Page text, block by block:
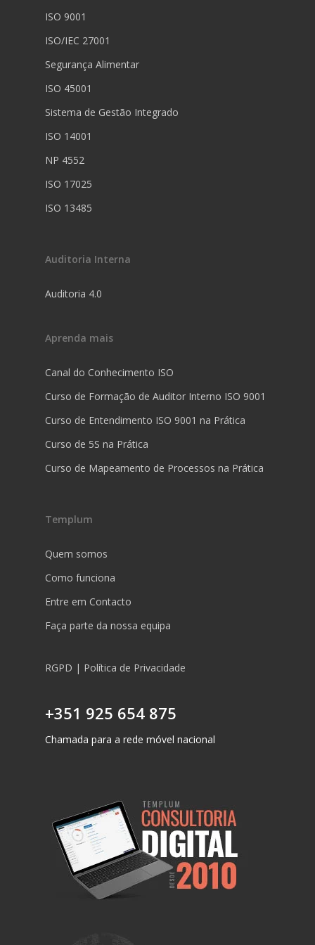
ISO 9001
ISO/IEC 27001
Segurança Alimentar
ISO 45001
Sistema de Gestão Integrado
ISO 14001
NP 4552
ISO 17025
ISO 13485
Auditoria Interna
Auditoria 4.0
Aprenda mais
Canal do Conhecimento ISO
Curso de Formação de Auditor Interno ISO 9001
Curso de Entendimento ISO 9001 na Prática
Curso de 5S na Prática
Curso de Mapeamento de Processos na Prática
Templum
Quem somos
Como funciona
Entre em Contacto
Faça parte da nossa equipa
RGPD | Política de Privacidade
+351 925 654 875
Chamada para a rede móvel nacional